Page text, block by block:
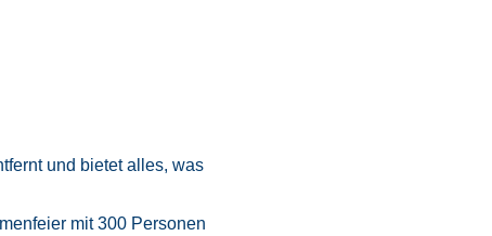
und bietet alles, was
mit 300 Personen